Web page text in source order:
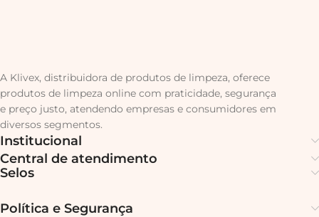
A Klivex, distribuidora de produtos de limpeza, oferece
produtos de limpeza online com praticidade, segurança
e preço justo, atendendo empresas e consumidores em
diversos segmentos.
Institucional
Central de atendimento
Selos
Política e Segurança